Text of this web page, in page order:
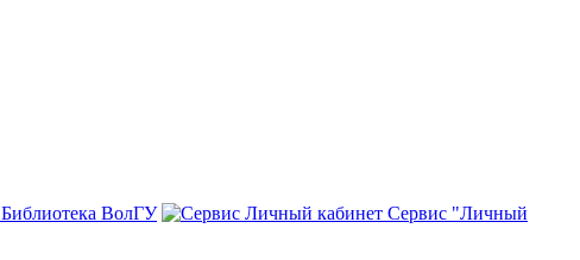
Библиотека ВолГУ
Сервис "Личный